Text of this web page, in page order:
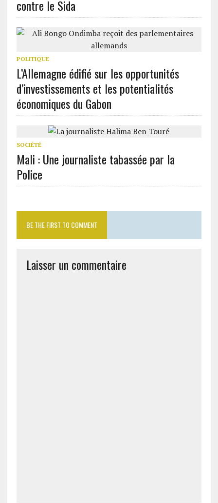
contre le Sida
POLITIQUE
L’Allemagne édifié sur les opportunités
d’investissements et les potentialités
économiques du Gabon
SOCIÉTÉ
Mali : Une journaliste tabassée par la
Police
BE THE FIRST TO COMMENT
Laisser un commentaire